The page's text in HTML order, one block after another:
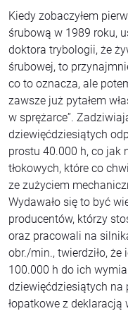
Kiedy zobaczyłem
śrubową w 1989 roku,
doktora trybologii, że
śrubowej, to
co to oznacza, ale
zawsze już pytałem
w sprężarce”.
dziewięćdziesiątych
prostu 40.000 h, co jak
tłokowych, które co
ze zużyciem
Wydawało się to być
producentów, którzy
oraz pracowali na
obr./min., twierdziło,
100.000 h do ich
dziewięćdziesiątych na
łopatkowe z deklaracją